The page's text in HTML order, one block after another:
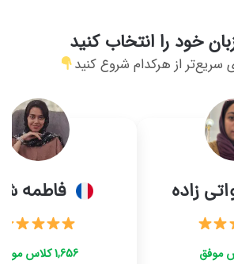
خود را انتخاب کنید
سریع‌تر از هرکدام شروع کنید
زاده فاطمه
1,656 کلاس موفق